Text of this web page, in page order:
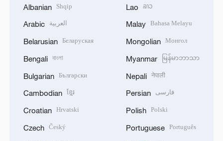
Albanian Shqip
Arabic العربية
Belarusian Беларуская
Bengali বাংলা
Bulgarian Български
Cambodian ខ្មែរ
Croatian Hrvatski
Czech Český
Lao ລາວ
Malay Bahasa Melayu
Mongolian Монгол
Myanmar မြန်မာဘာသာ
Nepali नेपाली
Persian فارسی
Polish Polski
Portuguese Português